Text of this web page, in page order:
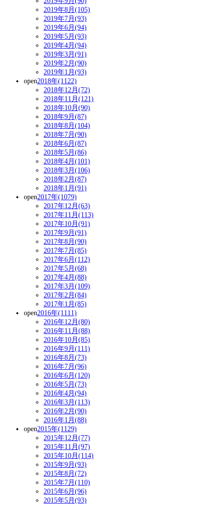
2019年8月(105)
2019年7月(93)
2019年6月(94)
2019年5月(93)
2019年4月(94)
2019年3月(91)
2019年2月(90)
2019年1月(93)
open2018年(1122)
2018年12月(72)
2018年11月(121)
2018年10月(90)
2018年9月(87)
2018年8月(104)
2018年7月(90)
2018年6月(87)
2018年5月(86)
2018年4月(101)
2018年3月(106)
2018年2月(87)
2018年1月(91)
open2017年(1079)
2017年12月(63)
2017年11月(113)
2017年10月(91)
2017年9月(91)
2017年8月(90)
2017年7月(85)
2017年6月(112)
2017年5月(68)
2017年4月(88)
2017年3月(109)
2017年2月(84)
2017年1月(85)
open2016年(1111)
2016年12月(80)
2016年11月(88)
2016年10月(85)
2016年9月(111)
2016年8月(73)
2016年7月(96)
2016年6月(120)
2016年5月(73)
2016年4月(94)
2016年3月(113)
2016年2月(90)
2016年1月(88)
open2015年(1129)
2015年12月(77)
2015年11月(97)
2015年10月(114)
2015年9月(93)
2015年8月(72)
2015年7月(110)
2015年6月(96)
2015年5月(93)